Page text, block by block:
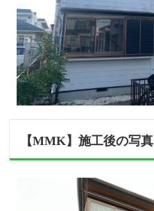
【MMK】施工後の写真